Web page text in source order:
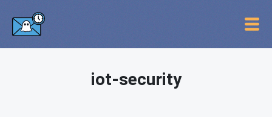
iot-security